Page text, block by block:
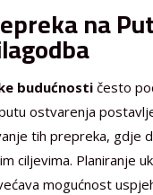
na
budućnosti često
ostvarenja
tih prepreka, gdje
ciljevima. Planiranje
mogućnost